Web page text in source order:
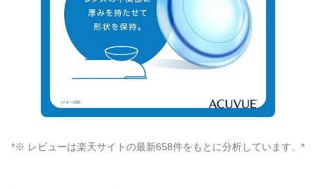
*※ レビューは楽天サイトの最新658件をもとに分析しています。*